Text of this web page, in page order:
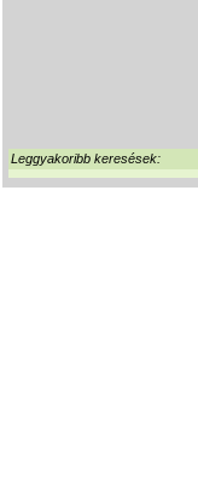
Leggyakoribb keresések: